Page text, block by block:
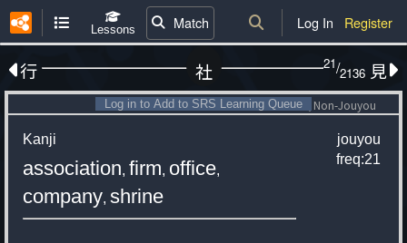
Lessons Match Log In Register
行 21/2136
社 見
Non-Jouyou
Log in to Add to SRS Learning Queue
Kanji
association, firm, office,
company, shrine
jouyou
freq:21